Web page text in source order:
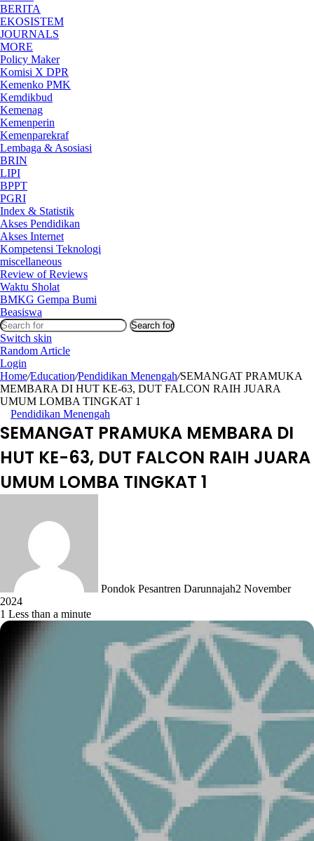
BERITA
EKOSISTEM
JOURNALS
MORE
Policy Maker
Komisi X DPR
Kemenko PMK
Kemdikbud
Kemenag
Kemenperin
Kemenparekraf
Lembaga & Asosiasi
BRIN
LIPI
BPPT
PGRI
Index & Statistik
Akses Pendidikan
Akses Internet
Kompetensi Teknologi
miscellaneous
Review of Reviews
Waktu Sholat
BMKG Gempa Bumi
Beasiswa
Search for
Switch skin
Random Article
Login
Home/Education/Pendidikan Menengah/SEMANGAT PRAMUKA
MEMBARA DI HUT KE-63, DUT FALCON RAIH JUARA
UMUM LOMBA TINGKAT 1
Pendidikan Menengah
SEMANGAT PRAMUKA MEMBARA DI
HUT KE-63, DUT FALCON RAIH JUARA
UMUM LOMBA TINGKAT 1
Pondok Pesantren Darunnajah2 November
2024
1 Less than a minute